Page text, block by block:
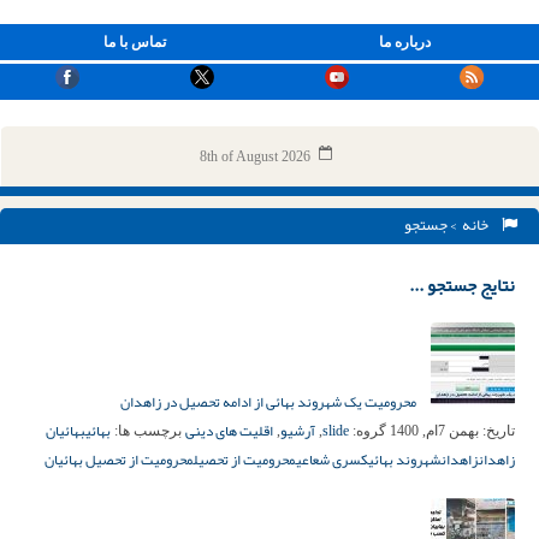
تماس با ما درباره ما
8th of August 2026
خانه > جستجو
نتایج جستجو ...
محرومیت یک شهروند بهائی از ادامه تحصیل در زاهدان
تاریخ: بهمن 7ام, 1400 گروه: slide
, آرشیو, اقلیت های دینی برچسب ها: بهائیبهائیان
زاهدانزاهدانشهروند بهائیکسری شعاعیمحرومیت از تحصیلمحرومیت از تحصیل بهائیان